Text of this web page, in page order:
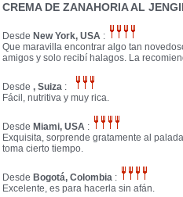
CREMA DE ZANAHORIA AL
Desde New York, USA :
Que maravilla encontrar algo tan
amigos y solo recibí halagos. La
Desde, Suiza :
Fácil, nutritiva y muy rica.
Desde Miami, USA :
Exquisita, sorprende gratamente al
toma cierto tiempo.
Desde Bogotá, Colombia :
Excelente, es para hacerla sin afán.